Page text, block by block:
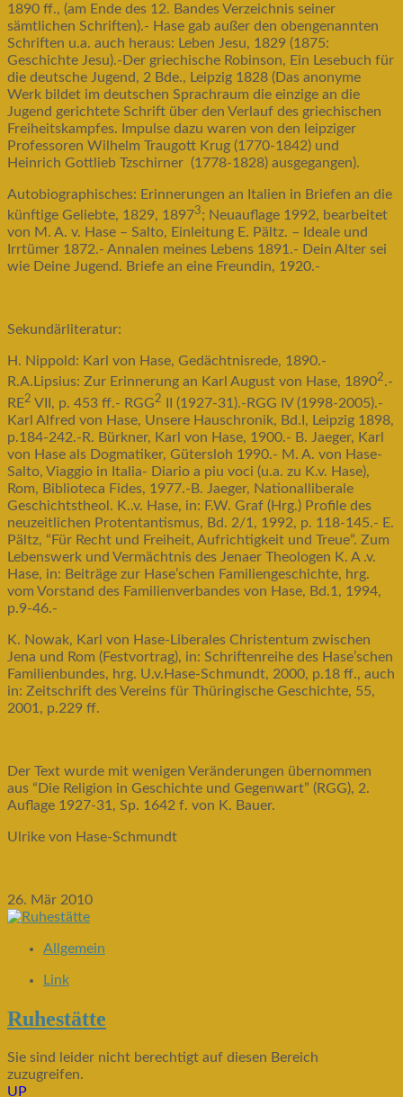
1890 ff., (am Ende des 12. Bandes Verzeichnis seiner
sämtlichen Schriften).- Hase gab außer den obengenannten
Schriften u.a. auch heraus: Leben Jesu, 1829 (1875:
Geschichte Jesu).-Der griechische Robinson, Ein Lesebuch für
die deutsche Jugend, 2 Bde., Leipzig 1828 (Das anonyme
Werk bildet im deutschen Sprachraum die einzige an die
Jugend gerichtete Schrift über den Verlauf des griechischen
Freiheitskampfes. Impulse dazu waren von den leipziger
Professoren Wilhelm Traugott Krug (1770-1842) und
Heinrich Gottlieb Tzschirner (1778-1828) ausgegangen).
Autobiographisches: Erinnerungen an Italien in Briefen an die
künftige Geliebte, 1829, 18973; Neuauflage 1992, bearbeitet
von M. A. v. Hase – Salto, Einleitung E. Pältz. – Ideale und
Irrtümer 1872.- Annalen meines Lebens 1891.- Dein Alter sei
wie Deine Jugend. Briefe an eine Freundin, 1920.-
Sekundärliteratur:
H. Nippold: Karl von Hase, Gedächtnisrede, 1890.-
R.A.Lipsius: Zur Erinnerung an Karl August von Hase, 18902.-
RE2 VII, p. 453 ff.- RGG2
II (1927-31).-RGG IV (1998-2005).-
Karl Alfred von Hase, Unsere Hauschronik, Bd.I, Leipzig 1898,
p.184-242.-R. Bürkner, Karl von Hase, 1900.- B. Jaeger, Karl
von Hase als Dogmatiker, Gütersloh 1990.- M. A. von Hase-
Salto, Viaggio in Italia- Diario a piu voci (u.a. zu K.v. Hase),
Rom, Biblioteca Fides, 1977.-B. Jaeger, Nationalliberale
Geschichtstheol. K..v. Hase, in: F.W. Graf (Hrg.) Profile des
neuzeitlichen Protentantismus, Bd. 2/1, 1992, p. 118-145.- E.
Pältz, “Für Recht und Freiheit, Aufrichtigkeit und Treue”. Zum
Lebenswerk und Vermächtnis des Jenaer Theologen K. A .v.
Hase, in: Beiträge zur Hase’schen Familiengeschichte, hrg.
vom Vorstand des Familienverbandes von Hase, Bd.1, 1994,
p.9-46.-
K. Nowak, Karl von Hase-Liberales Christentum zwischen
Jena und Rom (Festvortrag), in: Schriftenreihe des Hase’schen
Familienbundes, hrg. U.v.Hase-Schmundt, 2000, p.18 ff., auch
in: Zeitschrift des Vereins für Thüringische Geschichte, 55,
2001, p.229 ff.
Der Text wurde mit wenigen Veränderungen übernommen
aus “Die Religion in Geschichte und Gegenwart” (RGG), 2.
Auflage 1927-31, Sp. 1642 f. von K. Bauer.
Ulrike von Hase-Schmundt
26. Mär 2010
Allgemein
Link
Ruhestätte
Sie sind leider nicht berechtigt auf diesen Bereich
zuzugreifen.
UP